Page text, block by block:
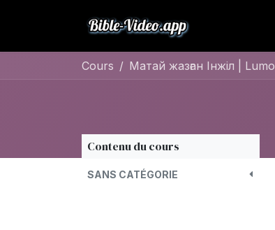
Cours Матай жазған Інжіл | Lumo
Contenu du cours
SANS CATÉGORIE